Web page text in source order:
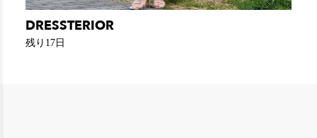
DRESSTERIOR
残り17日